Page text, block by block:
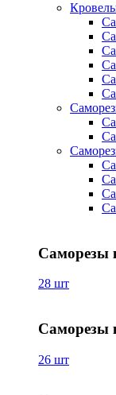
Саморезы
28 шт
Саморезы
26 шт